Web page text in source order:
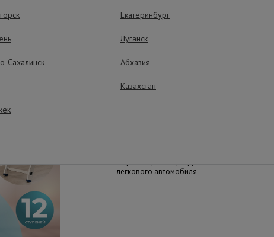
Безопасный подъем
Ступени выполнены из прочного
алюминиевого профиля и надежно
завальцованным крепежом, обеспечивая
легкового автомобиля
Екатеринбург
Луганск
Сахалинск Абхазия
Казахстан